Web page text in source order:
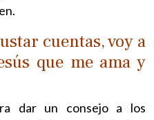
cuentas, voy a
que me ama y
dar un consejo a los